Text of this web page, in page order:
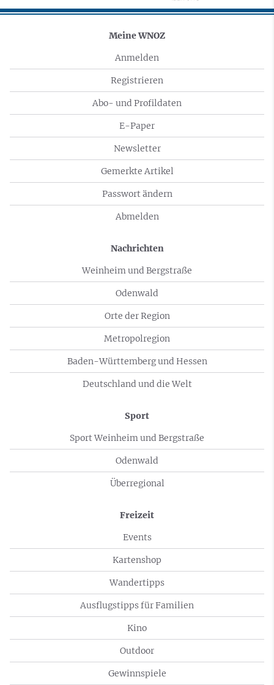
Meine WNOZ
Anmelden
Registrieren
Abo- und Profildaten
E-Paper
Newsletter
Gemerkte Artikel
Passwort ändern
Abmelden
Nachrichten
Weinheim und Bergstraße
Odenwald
Orte der Region
Metropolregion
Baden-Württemberg und Hessen
Deutschland und die Welt
Sport
Sport Weinheim und Bergstraße
Odenwald
Überregional
Freizeit
Events
Kartenshop
Wandertipps
Ausflugstipps für Familien
Kino
Outdoor
Gewinnspiele